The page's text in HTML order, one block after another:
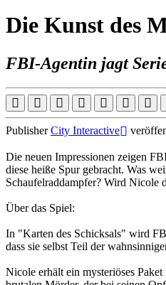
Die Kunst des
FBI-Agentin jagt
PublisherCity Interactive
Die neuen Impressionen zeigen
diese heiße Spur gebracht. Was
Schaufelraddampfer? Wird Nicole
Über das Spiel:
In "Karten des Schicksals" wird
dass sie selbst Teil der
Nicole erhält ein mysteriöses